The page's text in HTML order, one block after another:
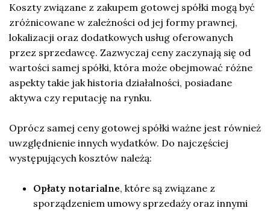
Koszty związane z zakupem gotowej spółki mogą być
zróżnicowane w zależności od jej formy prawnej,
lokalizacji oraz dodatkowych usług oferowanych
przez sprzedawcę. Zazwyczaj ceny zaczynają się od
wartości samej spółki, która może obejmować różne
aspekty takie jak historia działalności, posiadane
aktywa czy reputację na rynku.
Oprócz samej ceny gotowej spółki ważne jest również
uwzględnienie innych wydatków. Do najczęściej
występujących kosztów należą:
Opłaty notarialne, które są związane z
sporządzeniem umowy sprzedaży oraz innymi